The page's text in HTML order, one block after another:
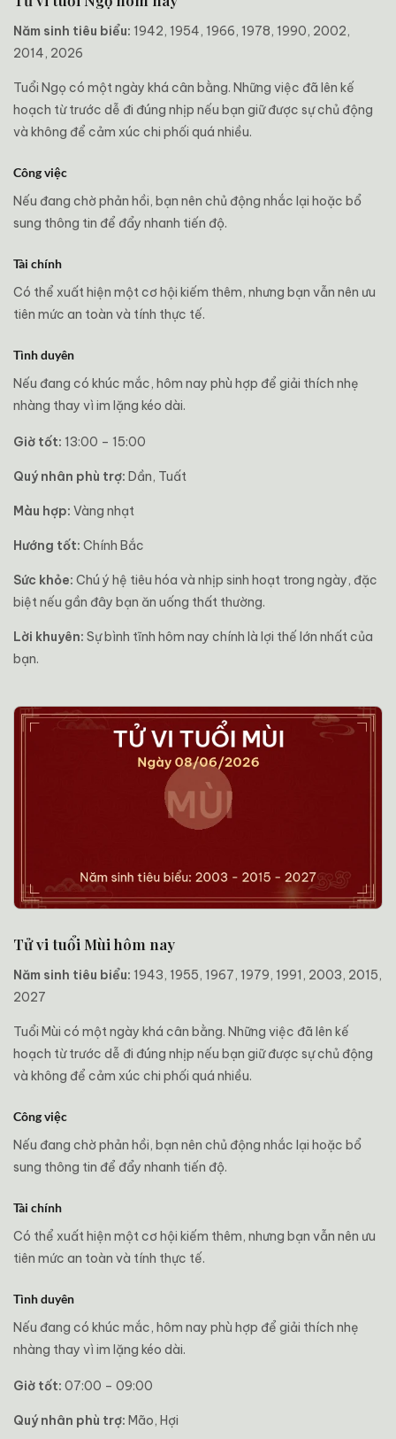
Năm sinh tiêu biểu: 1942, 1954, 1966, 1978, 1990, 2002,
2014, 2026
Tuổi Ngọ có một ngày khá cân bằng. Những việc đã lên kế
hoạch từ trước dễ đi đúng nhịp nếu bạn giữ được sự chủ động
và không để cảm xúc chi phối quá nhiều.
Công việc
Nếu đang chờ phản hồi, bạn nên chủ động nhắc lại hoặc bổ
sung thông tin để đẩy nhanh tiến độ.
Tài chính
Có thể xuất hiện một cơ hội kiếm thêm, nhưng bạn vẫn nên ưu
tiên mức an toàn và tính thực tế.
Tình duyên
Nếu đang có khúc mắc, hôm nay phù hợp để giải thích nhẹ
nhàng thay vì im lặng kéo dài.
Giờ tốt: 13:00 – 15:00
Quý nhân phù trợ: Dần, Tuất
Màu hợp: Vàng nhạt
Hướng tốt: Chính Bắc
Sức khỏe: Chú ý hệ tiêu hóa và nhịp sinh hoạt trong ngày, đặc
biệt nếu gần đây bạn ăn uống thất thường.
Lời khuyên: Sự bình tĩnh hôm nay chính là lợi thế lớn nhất của
bạn.
Tử vi tuổi Mùi hôm nay
Năm sinh tiêu biểu: 1943, 1955, 1967, 1979, 1991, 2003, 2015,
2027
Tuổi Mùi có một ngày khá cân bằng. Những việc đã lên kế
hoạch từ trước dễ đi đúng nhịp nếu bạn giữ được sự chủ động
và không để cảm xúc chi phối quá nhiều.
Công việc
Nếu đang chờ phản hồi, bạn nên chủ động nhắc lại hoặc bổ
sung thông tin để đẩy nhanh tiến độ.
Tài chính
Có thể xuất hiện một cơ hội kiếm thêm, nhưng bạn vẫn nên ưu
tiên mức an toàn và tính thực tế.
Tình duyên
Nếu đang có khúc mắc, hôm nay phù hợp để giải thích nhẹ
nhàng thay vì im lặng kéo dài.
Giờ tốt: 07:00 – 09:00
Quý nhân phù trợ: Mão, Hợi